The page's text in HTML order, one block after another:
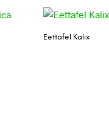
Eettafel Kalix